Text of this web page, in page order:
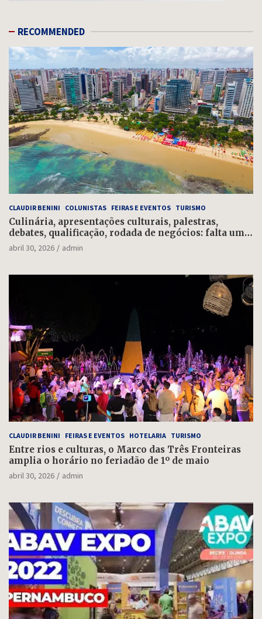
RECOMMENDED
CLAUDIR BENINI COLUNISTAS FEIRAS E EVENTOS TURISMO
Culinária, apresentações culturais, palestras,
debates, qualificação, rodada de negócios: falta uma
semana para o Salão do Turismo
abril 30, 2026 admin
CLAUDIR BENINI FEIRAS E EVENTOS HOTELARIA TURISMO
Entre rios e culturas, o Marco das Três Fronteiras
amplia o horário no feriadão de 1º de maio
abril 30, 2026 admin